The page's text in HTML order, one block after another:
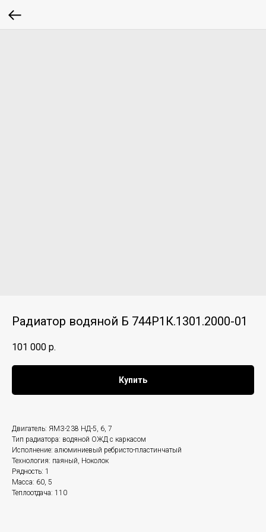
Радиатор водяной Б 744Р1К.1301.2000-01
101 000 р.
Купить
Двигатель: ЯМЗ-238 НД-5, 6, 7
Тип радиатора: водяной ОЖД с каркасом
Исполнение: алюминиевый ребристо-пластинчатый
Технология: паяный, Ноколок
Рядность: 1
Масса: 60, 5
Теплоотдача: 110